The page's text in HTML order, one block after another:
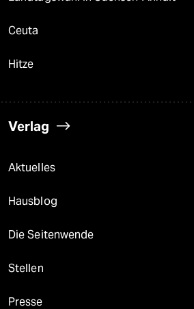
Ceuta
Hitze
Verlag
Aktuelles
Hausblog
Die Seitenwende
Stellen
Presse